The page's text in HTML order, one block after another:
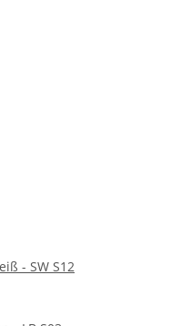
- SW S12